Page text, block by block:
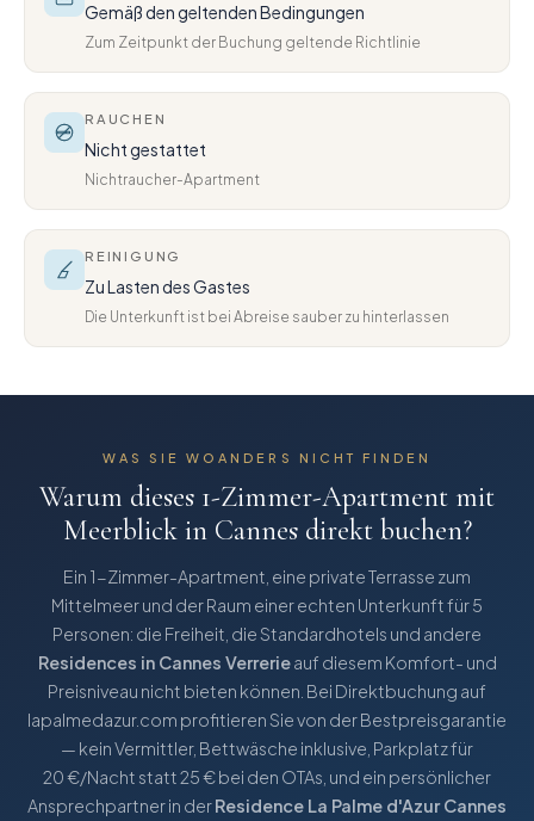
Gemäß den geltenden Bedingungen
Zum Zeitpunkt der Buchung geltende Richtlinie
RAUCHEN
Nicht gestattet
Nichtraucher-Apartment
REINIGUNG
Zu Lasten des Gastes
Die Unterkunft ist bei Abreise sauber zu hinterlassen
WAS SIE WOANDERS NICHT FINDEN
Warum dieses 1-Zimmer-Apartment mit
Meerblick in Cannesdirekt buchen?
Ein 1-Zimmer-Apartment, eine private Terrasse zum
Mittelmeer und der Raum einer echten Unterkunft für 5
Personen: die Freiheit, die Standardhotels und andere
Residences in Cannes Verrerieauf diesem Komfort- und
Preisniveau nicht bieten können. Bei Direktbuchung auf
lapalmedazur.com profitieren Sie von der Bestpreisgarantie
— kein Vermittler, Bettwäsche inklusive, Parkplatz für
20 €/Nacht statt 25 € bei den OTAs, und ein persönlicher
Ansprechpartner in derResidence La Palme d'Azur Cannes